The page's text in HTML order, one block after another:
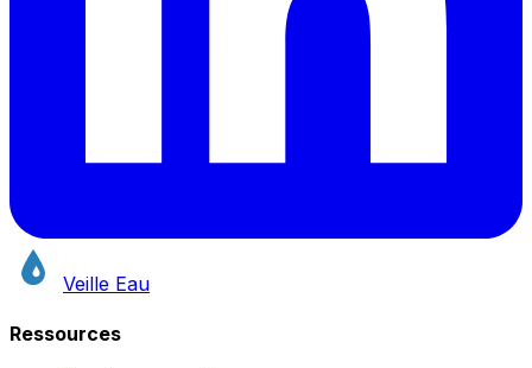
Veille Eau
Ressources